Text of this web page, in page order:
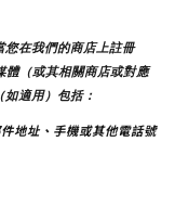
您在我們的商店上註冊
體（或其相關商店或對應
適用）包括：
地址、手機或其他電話號